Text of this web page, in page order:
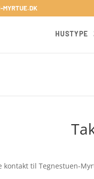
MYRTUE.DK
HUSTYPE
kontakt til Tegnestuen-